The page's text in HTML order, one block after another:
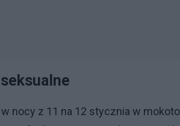
nocy z 11 na 12 stycznia w